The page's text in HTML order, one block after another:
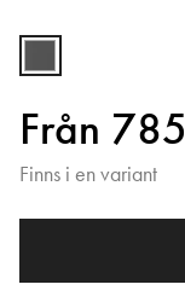
Från
Finns i en variant